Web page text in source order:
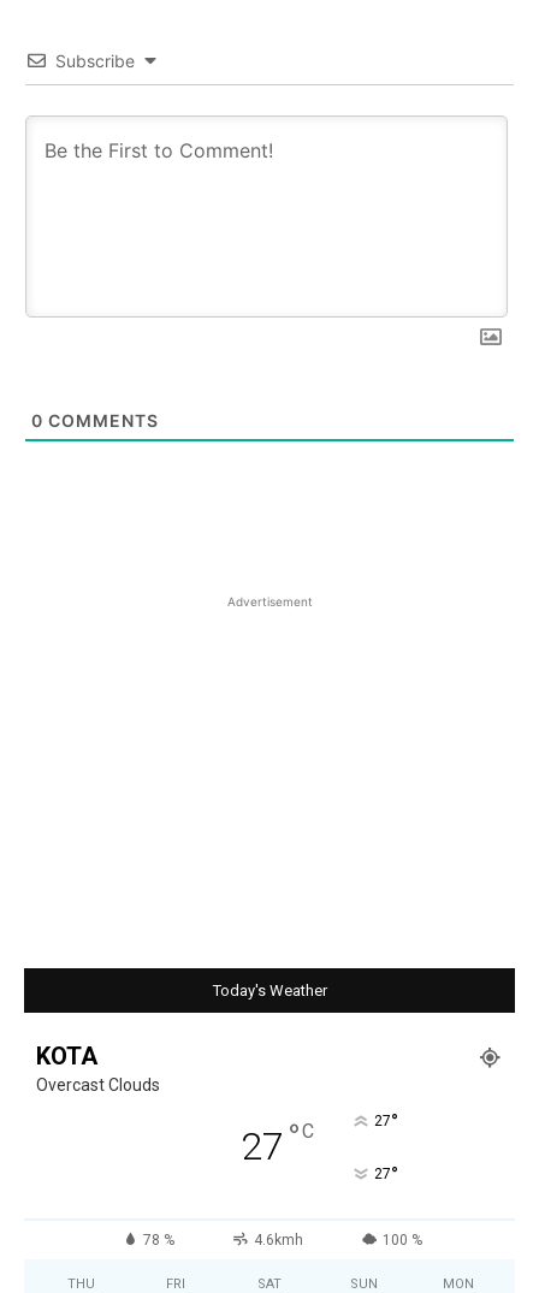
Subscribe
0 COMMENTS
Advertisement
Today's Weather
KOTA
Overcast Clouds
27 °C 27°
27°
78 % 4.6kmh 100 %
THU FRI SAT SUN MON